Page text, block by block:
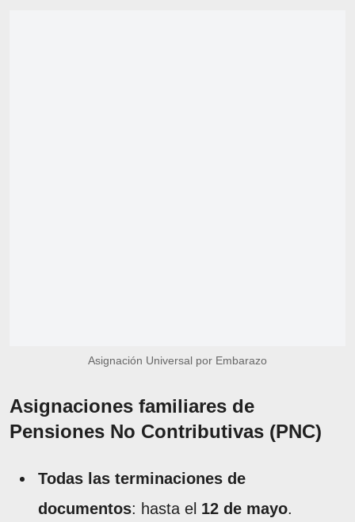
Asignación Universal por Embarazo
Asignaciones familiares de
Pensiones No Contributivas (PNC)
Todas las terminaciones de
documentos: hasta el 12 de mayo.